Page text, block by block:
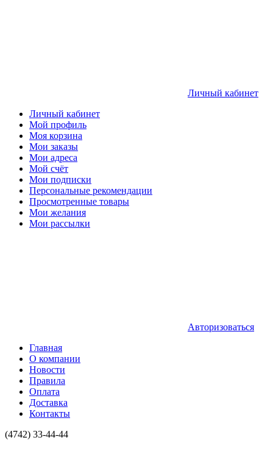
Личный кабинет
Личный кабинет
Мой профиль
Моя корзина
Мои заказы
Мои адреса
Мой счёт
Мои подписки
Персональные рекомендации
Просмотренные товары
Мои желания
Мои рассылки
Авторизоваться
Главная
О компании
Новости
Правила
Оплата
Доставка
Контакты
(4742) 33-44-44